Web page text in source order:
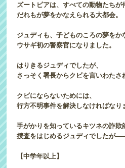
ズートピアは、すべての動物たちが
だれもが夢をかなえられる大都会。
ジュディも、子どものころの夢をか
ウサギ初の警察官になりました。
はりきるジュディでしたが、
さっそく署長からクビを言いわたさ
クビにならないためには、
行方不明事件を解決しなければなり
手がかりを知っているキツネの詐欺
捜査をはじめるジュディでしたが
【中学年以上】